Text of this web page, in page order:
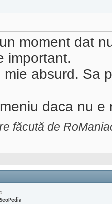
moment dat
important.
mie absurd. Sa
daca nu
făcută de